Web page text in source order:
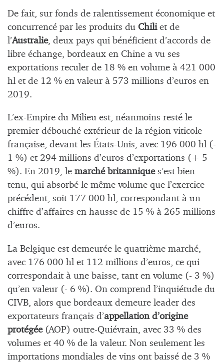
De fait, sur fonds de ralentissement économique et
concurrencé par les produits du Chiliet de
l’Australie, deux pays qui bénéficient d’accords de
libre échange, bordeaux en Chine a vu ses
exportations reculer de 18 % en volume à 421 000
hl et de 12 % en valeur à 573 millions d’euros en
2019.
L’ex-Empire du Milieu est, néanmoins resté le
premier débouché extérieur de la région viticole
française, devant les États-Unis, avec 196 000 hl (-
1 %) et 294 millions d’euros d’exportations (+ 5
%). En 2019, le marché britanniques’est bien
tenu, qui absorbé le même volume que l’exercice
précédent, soit 177 000 hl, correspondant à un
chiffre d’affaires en hausse de 15 % à 265 millions
d’euros.
La Belgique est demeurée le quatrième marché,
avec 176 000 hl et 112 millions d’euros, ce qui
correspondait à une baisse, tant en volume (- 3 %)
qu’en valeur (- 6 %). On comprend l’inquiétude du
CIVB, alors que bordeaux demeure leader des
exportateurs français d’appellation d’origine
protégée(AOP) outre-Quiévrain, avec 33 % des
volumes et 40 % de la valeur. Non seulement les
importations mondiales de vins ont baissé de 3 %